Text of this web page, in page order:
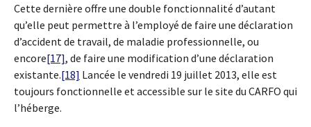
Cette dernière offre une double fonctionnalité d’autant
qu’elle peut permettre à l’employé de faire une déclaration
d’accident de travail, de maladie professionnelle, ou
encore[17], de faire une modification d’une déclaration
existante.[18] Lancée le vendredi 19 juillet 2013, elle est
toujours fonctionnelle et accessible sur le site du CARFO qui
l’héberge.